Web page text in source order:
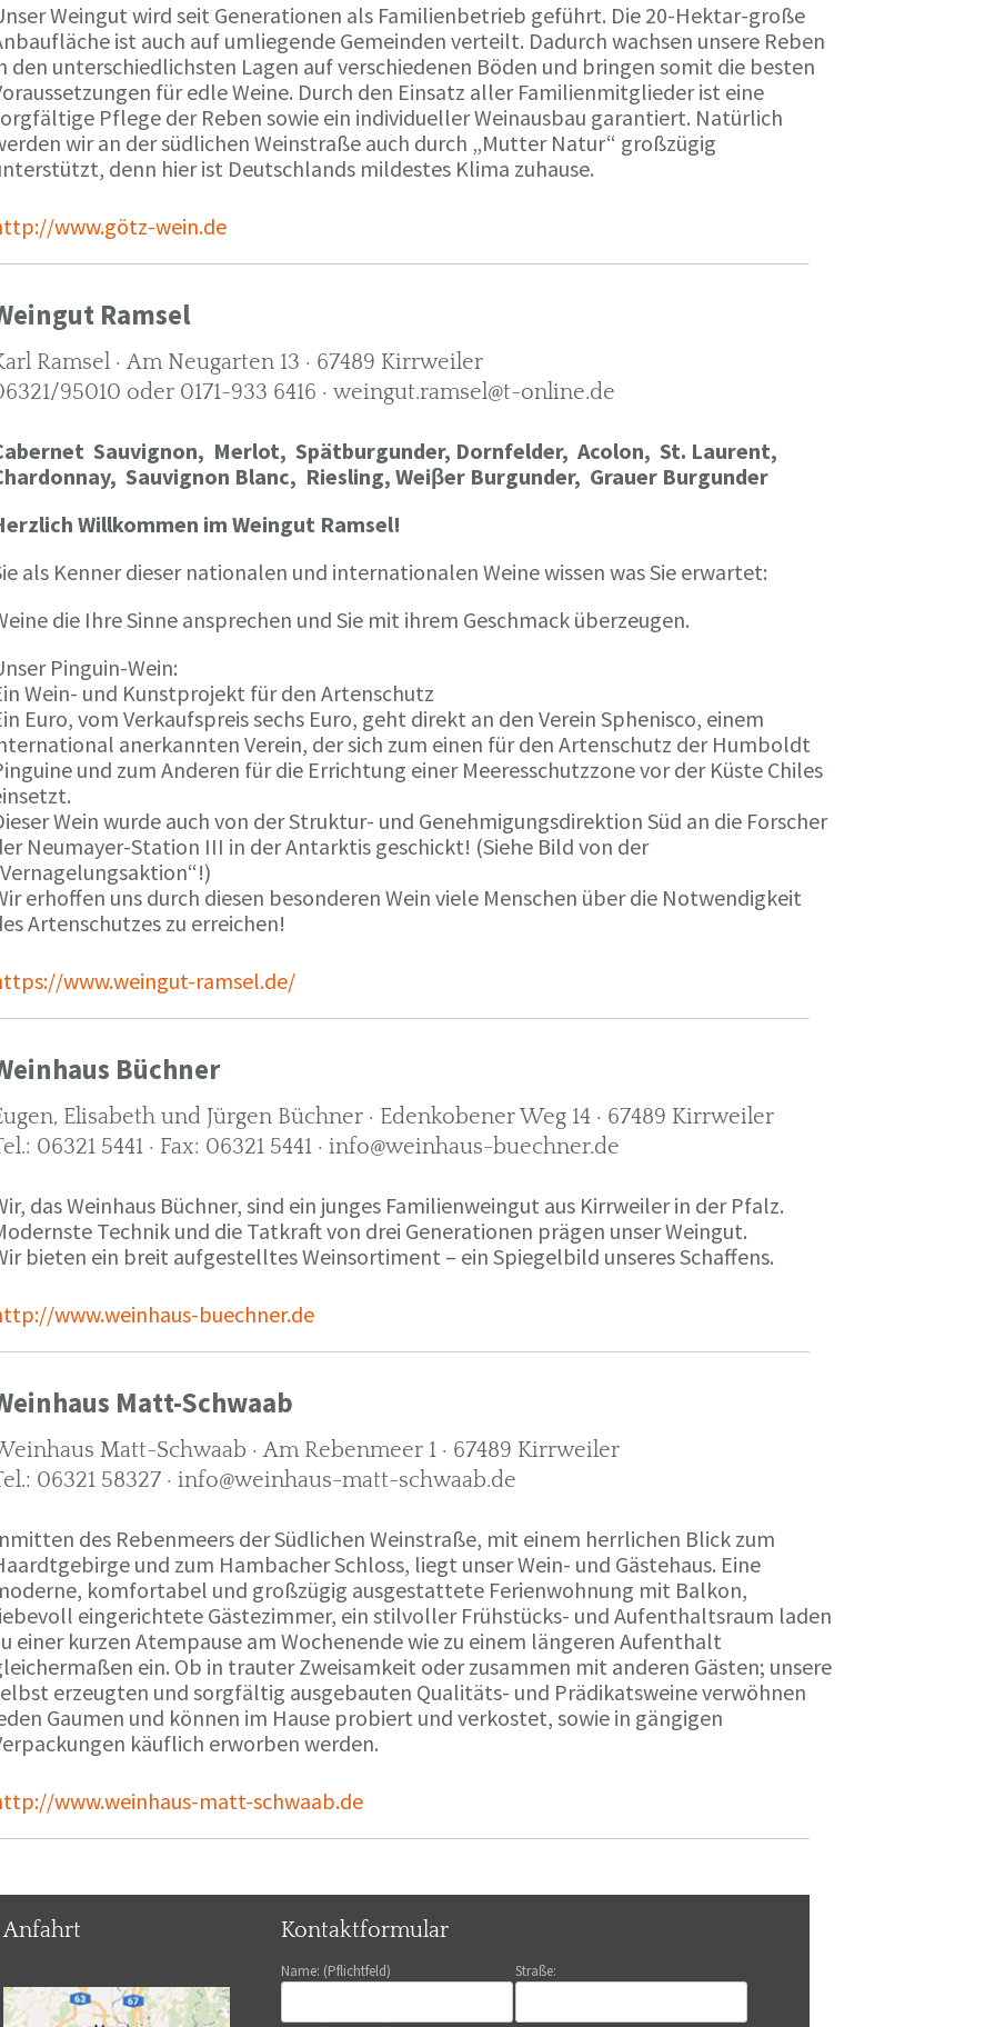
Weingut wird seit Generationen als Familienbetrieb geführt. Die 20-Hektar-große
ist auch auf umliegende Gemeinden verteilt. Dadurch wachsen unsere Reben
den unterschiedlichsten Lagen auf verschiedenen Böden und bringen somit die besten
für edle Weine. Durch den Einsatz aller Familienmitglieder ist eine
Pflege der Reben sowie ein individueller Weinausbau garantiert. Natürlich
wir an der südlichen Weinstraße auch durch „Mutter Natur“ großzügig
denn hier ist Deutschlands mildestes Klima zuhause.
www.götz-wein.de
Ramsel
Ramsel · Am Neugarten 13 · 67489 Kirrweiler
95010 oder 0171-933 6416 · weingut.ramsel@t-online.de
Sauvignon, Merlot, Spätburgunder, Dornfelder, Acolon, St. Laurent,
Sauvignon Blanc, Riesling, Weiβer Burgunder, Grauer Burgunder
Willkommen im Weingut Ramsel!
als Kenner dieser nationalen und internationalen Weine wissen was Sie erwartet:
die Ihre Sinne ansprechen und Sie mit ihrem Geschmack überzeugen.
Pinguin-Wein:
Wein- und Kunstprojekt für den Artenschutz
Euro, vom Verkaufspreis sechs Euro, geht direkt an den Verein Sphenisco, einem
anerkannten Verein, der sich zum einen für den Artenschutz der Humboldt
und zum Anderen für die Errichtung einer Meeresschutzzone vor der Küste Chiles
Wein wurde auch von der Struktur- und Genehmigungsdirektion Süd an die Forscher
Neumayer-Station III in der Antarktis geschickt! (Siehe Bild von der
erhoffen uns durch diesen besonderen Wein viele Menschen über die Notwendigkeit
Artenschutzes zu erreichen!
www.weingut-ramsel.de/
Büchner
Elisabeth und Jürgen Büchner · Edenkobener Weg 14 · 67489 Kirrweiler
06321 5441 · Fax: 06321 5441 · info@weinhaus-buechner.de
das Weinhaus Büchner, sind ein junges Familienweingut aus Kirrweiler in der Pfalz.
Technik und die Tatkraft von drei Generationen prägen unser Weingut.
bieten ein breit aufgestelltes Weinsortiment – ein Spiegelbild unseres Schaffens.
www.weinhaus-buechner.de
Matt-Schwaab
Matt-Schwaab · Am Rebenmeer 1 · 67489 Kirrweiler
06321 58327 · info@weinhaus-matt-schwaab.de
des Rebenmeers der Südlichen Weinstraße, mit einem herrlichen Blick zum
und zum Hambacher Schloss, liegt unser Wein- und Gästehaus. Eine
komfortabel und großzügig ausgestattete Ferienwohnung mit Balkon,
eingerichtete Gästezimmer, ein stilvoller Frühstücks- und Aufenthaltsraum laden
einer kurzen Atempause am Wochenende wie zu einem längeren Aufenthalt
ein. Ob in trauter Zweisamkeit oder zusammen mit anderen Gästen; unsere
erzeugten und sorgfältig ausgebauten Qualitäts- und Prädikatsweine verwöhnen
Gaumen und können im Hause probiert und verkostet, sowie in gängigen
käuflich erworben werden.
www.weinhaus-matt-schwaab.de
Anfahrt Kontaktformular
Name: (Pflichtfeld) Straße: